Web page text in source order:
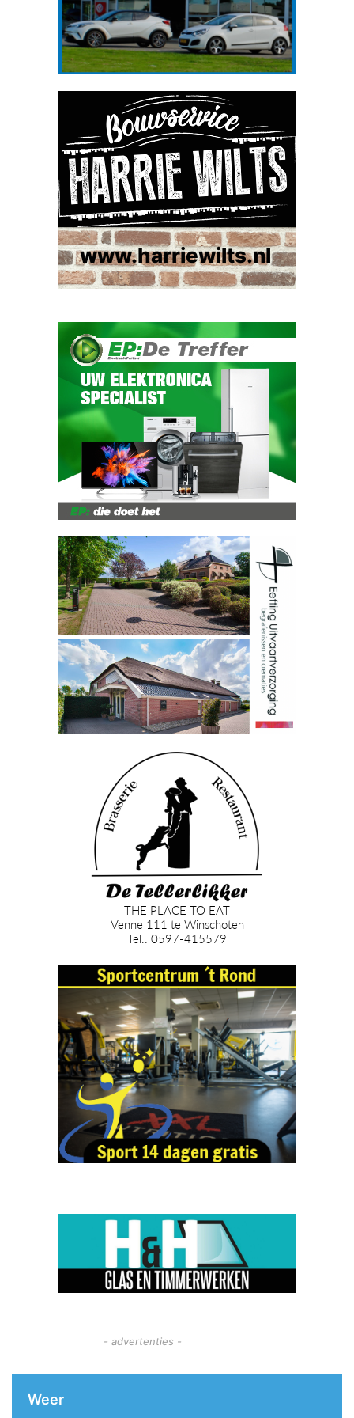
- advertenties -
Weer